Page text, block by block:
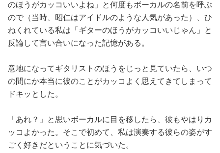
のほうがカッコいいよね」と何度もボーカルの名前を呼ぶ
ので（当時、昭仁はアイドルのような人気があった）、ひ
ねくれている私は「ギターのほうがカッコいいじゃん」と
反論して言い合いになった記憶がある。
意地になってギタリストのほうをじっと見ていたら、いつ
の間にか本当に彼のことがカッコよく思えてきてしまって
ドキッとした。
「あれ？」と思いボーカルに目を移したら、彼もやはりカ
ッコよかった。そこで初めて、私は演奏する彼らの姿がす
ごく好きだということに気づいた。